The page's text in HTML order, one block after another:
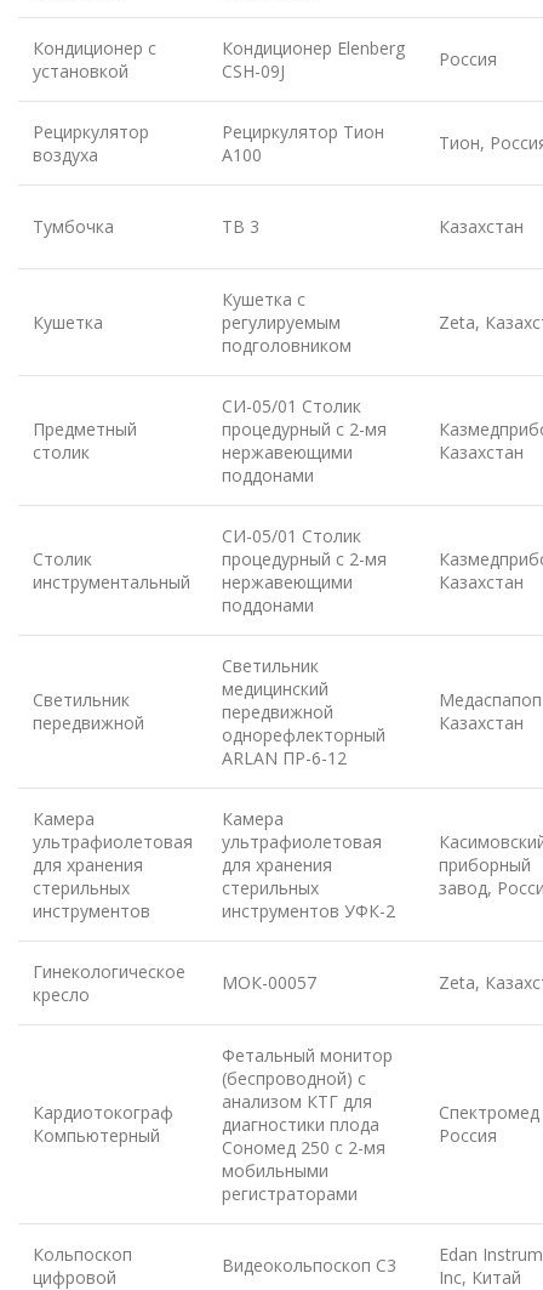
Кондиционер с
установкой
Кондиционер Elenberg
CSH-09J
Россия
Рециркулятор
воздуха
Рециркулятор Тион
А100
Тион,
Тумбочка ТВ 3 Казахстан
Кушетка
Кушетка с
регулируемым
подголовником
Zeta,
Предметный
столик
СИ-05/01 Столик
процедурный с 2-мя
нержавеющими
поддонами
Казахстан
Столик
инструментальный
СИ-05/01 Столик
процедурный с 2-мя
нержавеющими
поддонами
Казахстан
Светильник
передвижной
Светильник
медицинский
передвижной
однорефлекторный
ARLAN ПР-6-12
Казахстан
Камера
ультрафиолетовая
для хранения
стерильных
инструментов
Камера
ультрафиолетовая
для хранения
стерильных
инструментов УФК-2
приборный
завод,
Гинекологическое
кресло
МОК-00057 Zeta,
Кардиотокограф
Компьютерный
Фетальный монитор
(беспроводной) с
анализом КТГ для
диагностики плода
Сономед 250 с 2-мя
мобильными
регистраторами
Россия
Кольпоскоп
цифровой
Видеокольпоскоп C3
Edan
Inc, Китай